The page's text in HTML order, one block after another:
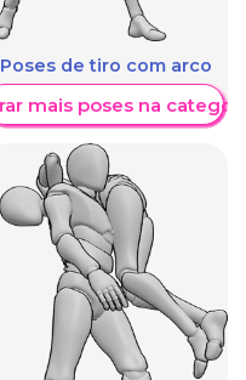
Poses de tiro com arco
mais poses na